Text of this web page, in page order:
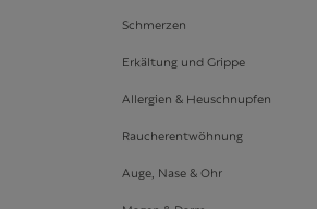
Schmerzen
Erkältung und Grippe
Allergien & Heuschnupfen
Raucherentwöhnung
Auge, Nase & Ohr